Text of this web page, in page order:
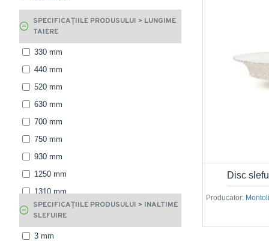
SPECIFICAȚIILE PRODUSULUI > LUNGIME
TAIERE
330 mm
440 mm
520 mm
630 mm
700 mm
750 mm
930 mm
1250 mm
1310 mm
1510 mm
1550 mm
SPECIFICAȚIILE PRODUSULUI > INALTIME
SLEFUIRE
3 mm
Producator:
Disc